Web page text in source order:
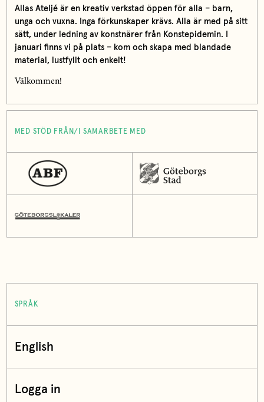
Allas Ateljé är en kreativ verkstad öppen för alla – barn,
unga och vuxna.
Inga förkunskaper krävs. Alla är med på sitt
sätt, under ledning av konstnärer från Konstepidemin. I
januari finns vi på plats – kom och skapa med blandade
material, lustfyllt och enkelt!
Välkommen!
MED STÖD FRÅN/I SAMARBETE MED
SPRÅK
English
Logga in